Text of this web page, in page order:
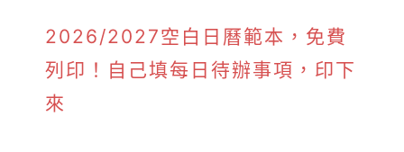
2026/2027空白日曆範本，免費
列印！自己填每日待辦事項，印下
來